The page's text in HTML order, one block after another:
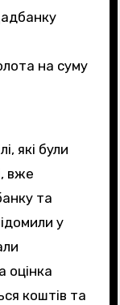
на суму
вже
та
у
оцінка
коштів та